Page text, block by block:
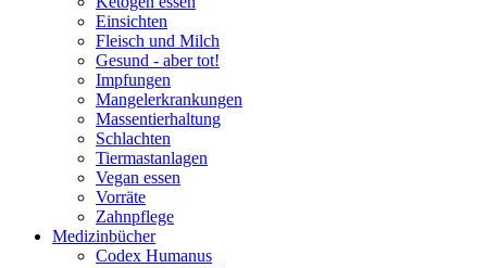
Einsichten
Fleisch und Milch
Gesund - aber tot!
Impfungen
Mangelerkrankungen
Massentierhaltung
Schlachten
Tiermastanlagen
Vegan essen
Vorräte
Zahnpflege
Medizinbücher
Codex Humanus